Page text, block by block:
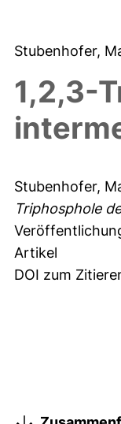
Stubenhofer,
1,2,3-
Stubenhofer,
Triphosphole
Artikel
DOI zum